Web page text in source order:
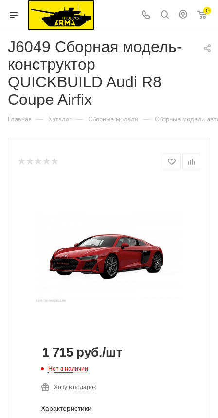
0
J6049 Сборная модель-
конструктор
QUICKBUILD Audi R8
Coupe Airfix
Главная — Каталог — Сборные модели — Сборные модели
1 715 руб./шт
Нет в наличии
Хочу в подарок
Характеристики